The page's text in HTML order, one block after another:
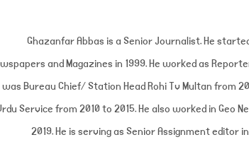
Ghazanfar Abbas is a Senior Journalist. He
and Magazines in 1999. He worked as
was Bureau Chief/ Station Head Rohi Tv Multan from
Service from 2010 to 2015. He also worked in Geo
2019. He is serving as Senior Assignment editor